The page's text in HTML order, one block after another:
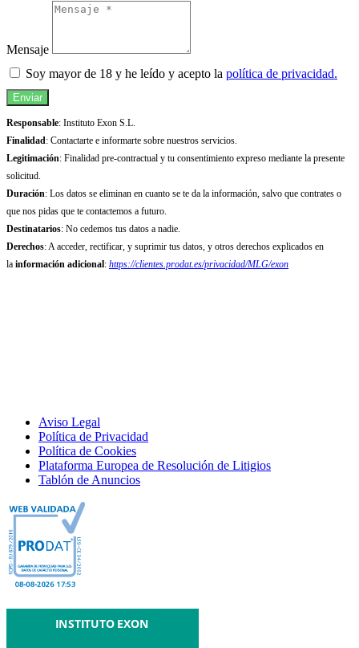
Mensaje
Soy mayor de 18 y he leído y acepto la política de privacidad.
Enviar
Responsable: Instituto Exon S.L.
Finalidad: Contactarte e informarte sobre nuestros servicios.
Legitimación: Finalidad pre-contractual y tu consentimiento expreso mediante la presente
solicitud.
Duración: Los datos se eliminan en cuanto se te da la información, salvo que contrates o
que nos pidas que te contactemos a futuro.
Destinatarios: No cedemos tus datos a nadie.
Derechos: A acceder, rectificar, y suprimir tus datos, y otros derechos explicados en
la información adicional: https://clientes.prodat.es/privacidad/MLG/exon
Aviso Legal
Política de Privacidad
Política de Cookies
Plataforma Europea de Resolución de Litigios
Tablón de Anuncios